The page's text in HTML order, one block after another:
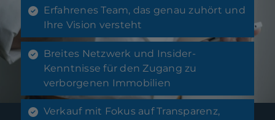
Erfahrenes Team, das genau zuhört und
Ihre Vision versteht
Breites Netzwerk und Insider-
Kenntnisse für den Zugang zu
verborgenen Immobilien
Verkauf mit Fokus auf Transparenz,